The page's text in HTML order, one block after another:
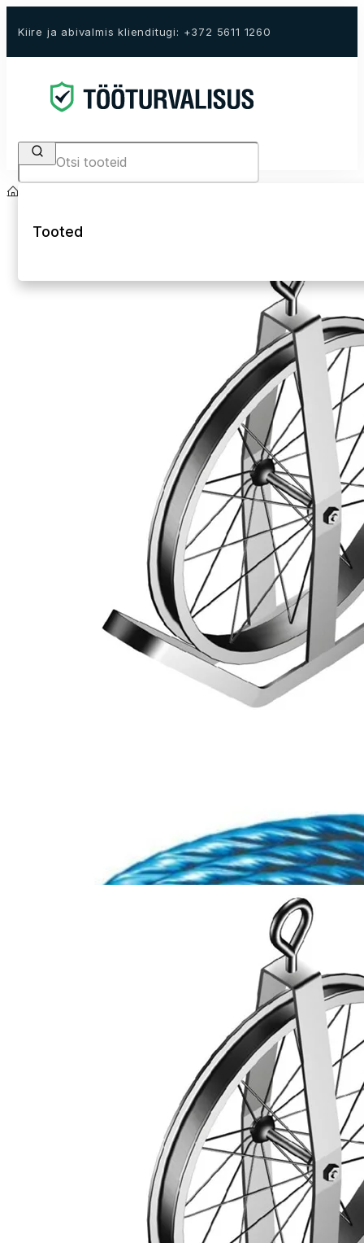
Kiire ja abivalmis klienditugi: +372 5611 1260
Search
Tooted
Avaleht